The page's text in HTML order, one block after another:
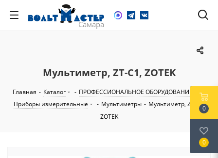
Мультиметр, ZT-C1, ZOTEK
Главная - Каталог - ПРОФЕССИОНАЛЬНОЕ ОБОРУДОВАНИЕ
-
Приборы измерительные
- Мультиметры - Мультиметр, ZT-C1,
ZOTEK
0
0